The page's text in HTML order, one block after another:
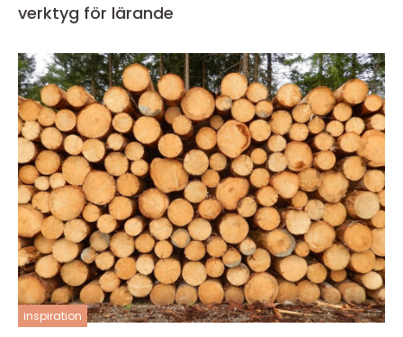
verktyg för lärande
inspiration